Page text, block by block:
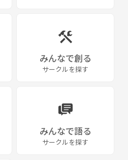
みんなで創る
サークルを探す
みんなで語る
サークルを探す